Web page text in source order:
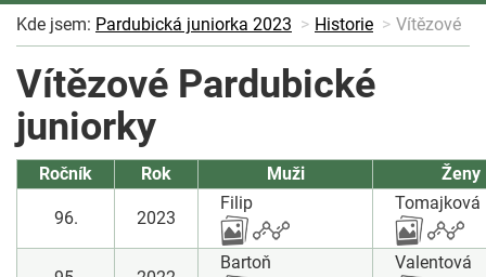
Kde jsem: Pardubická juniorka 2023 Historie Vítězové
Vítězové Pardubické
juniorky
Ročník Rok Muži Ženy
96. 2023
Filip Tomajková
Bartoň Valentová